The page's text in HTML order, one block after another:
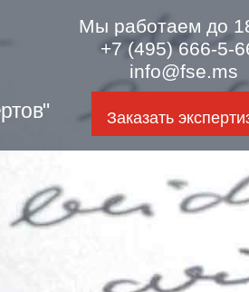
Мы работаем до
+7 (495) 666-5-
info@fse.ms
Заказать